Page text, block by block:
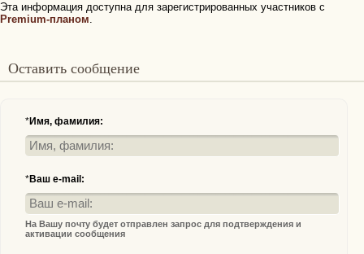
Эта информация доступна для зарегистрированных участников с
Premium-планом.
Оставить сообщение
*Имя, фамилия:
*Ваш e-mail:
На Вашу почту будет отправлен запрос для подтверждения и
активации сообщения